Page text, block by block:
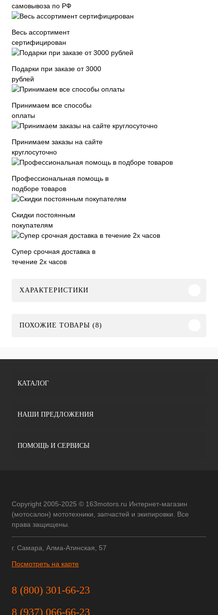
самовывоза по РФ
Весь ассортимент
сертифицирован
Подарки при заказе от 3000
рублей
Принимаем все способы
оплаты
Принимаем заказы на сайте
круглосуточно
Профессиональная помощь в
подборе товаров
Скидки постоянным
покупателям
Супер срочная доставка в
течение 2х часов
ХАРАКТЕРИСТИКИ
ПОХОЖИЕ ТОВАРЫ (8)
КАТАЛОГ
НАШИ ПРЕДЛОЖЕНИЯ
ПОМОЩЬ И СЕРВИСЫ
Copyright 2005-2025 © 163motors.ru Интернет-магазин
(мотосалон) мототехники, запчастей и экипировки. Все
права защищены.
г. Самара, Алма-Атинская, 57
Посмотреть на карте
8 (800) 301-66-23
8 (937) 066-66-23